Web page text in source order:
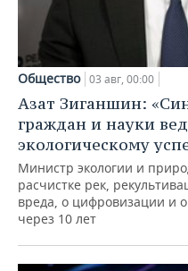
Общество 03 авг, 00:00
Азат Зиганшин:
граждан и науки
экологическому
Министр экологии и
расчистке рек,
вреда, о цифровизации и
через 10 лет